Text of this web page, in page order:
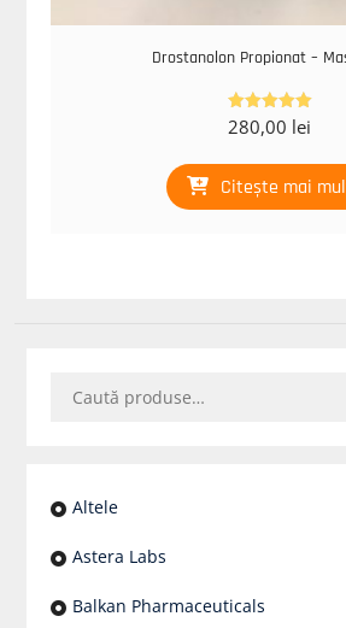
Drostanolon Propionat –
Evaluat la
5.00
280,00 lei
Citește mai
după:
Altele
Astera Labs
Balkan Pharmaceuticals